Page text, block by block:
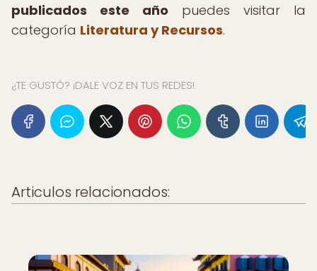
publicados este año puedes visitar la
categoría Literatura y Recursos.
¿TE GUSTÓ? ¡DALE VOZ EN TUS REDES!
Articulos relacionados: